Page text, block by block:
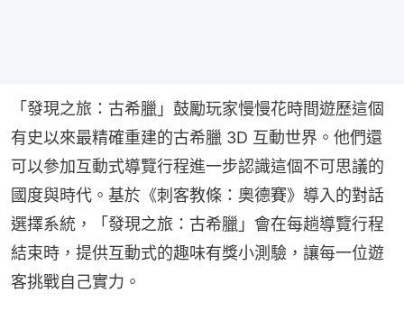
「發現之旅：古希臘」鼓勵玩家慢慢花時間遊歷這個
有史以來最精確重建的古希臘 3D 互動世界。他們還
可以參加互動式導覽行程進一步認識這個不可思議的
國度與時代。基於《刺客教條：奧德賽》導入的對話
選擇系統，「發現之旅：古希臘」會在每趟導覽行程
結束時，提供互動式的趣味有獎小測驗，讓每一位遊
客挑戰自己實力。